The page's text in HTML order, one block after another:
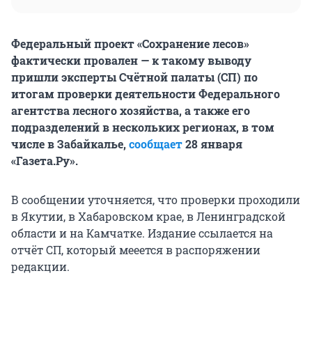
Федеральный проект «Сохранение лесов»
фактически провален — к такому выводу
пришли эксперты Счётной палаты (СП) по
итогам проверки деятельности Федерального
агентства лесного хозяйства, а также его
подразделений в нескольких регионах, в том
числе в Забайкалье,сообщает28 января
«Газета.Ру».
В сообщении уточняется, что проверки проходили
в Якутии, в Хабаровском крае, в Ленинградской
области и на Камчатке. Издание ссылается на
отчёт СП, который мееется в распоряжении
редакции.